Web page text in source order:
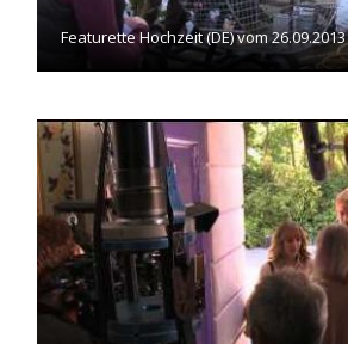
Featurette Hochzeit (DE) vom 26.09.2013